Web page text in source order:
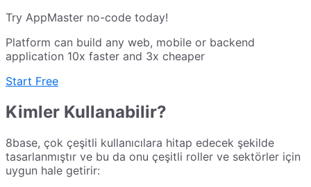
Try AppMaster no-code today!
Platform can build any web, mobile or backend
application 10x faster and 3x cheaper
Start Free
Kimler Kullanabilir?
8base, çok çeşitli kullanıcılara hitap edecek şekilde
tasarlanmıştır ve bu da onu çeşitli roller ve sektörler için
uygun hale getirir: